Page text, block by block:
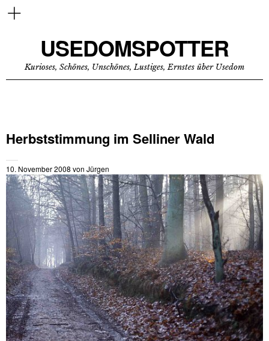
USEDOMSPOTTER
Kurioses, Schönes, Unschönes, Lustiges, Ernstes über Usedom
Herbststimmung im Selliner Wald
10. November 2008 von Jürgen